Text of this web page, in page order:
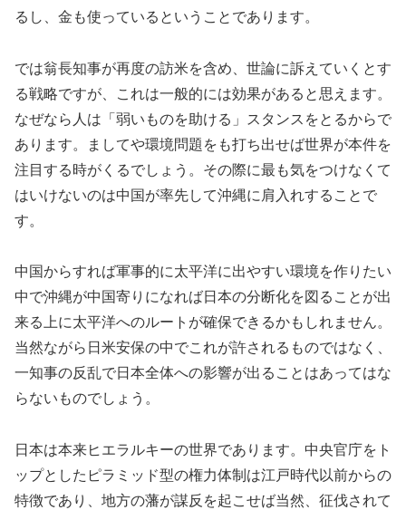
るし、金も使っているということであります。
では翁長知事が再度の訪米を含め、世論に訴えていくとす
る戦略ですが、これは一般的には効果があると思えます。
なぜなら人は「弱いものを助ける」スタンスをとるからで
あります。ましてや環境問題をも打ち出せば世界が本件を
注目する時がくるでしょう。その際に最も気をつけなくて
はいけないのは中国が率先して沖縄に肩入れすることで
す。
中国からすれば軍事的に太平洋に出やすい環境を作りたい
中で沖縄が中国寄りになれば日本の分断化を図ることが出
来る上に太平洋へのルートが確保できるかもしれません。
当然ながら日米安保の中でこれが許されるものではなく、
一知事の反乱で日本全体への影響が出ることはあってはな
らないものでしょう。
日本は本来ヒエラルキーの世界であります。中央官庁をト
ップとしたピラミッド型の権力体制は江戸時代以前からの
特徴であり、地方の藩が謀反を起こせば当然、征伐されて